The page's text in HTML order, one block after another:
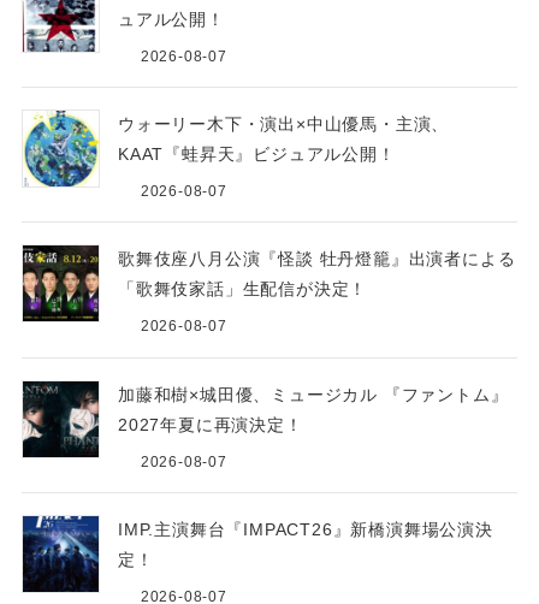
ュアル公開！
2026-08-07
ウォーリー木下・演出×中山優馬・主演、
KAAT『蛙昇天』ビジュアル公開！
2026-08-07
歌舞伎座八月公演『怪談 牡丹燈籠』出演者による
「歌舞伎家話」生配信が決定！
2026-08-07
加藤和樹×城田優、ミュージカル 『ファントム』
2027年夏に再演決定！
2026-08-07
IMP.主演舞台『IMPACT26』新橋演舞場公演決
定！
2026-08-07